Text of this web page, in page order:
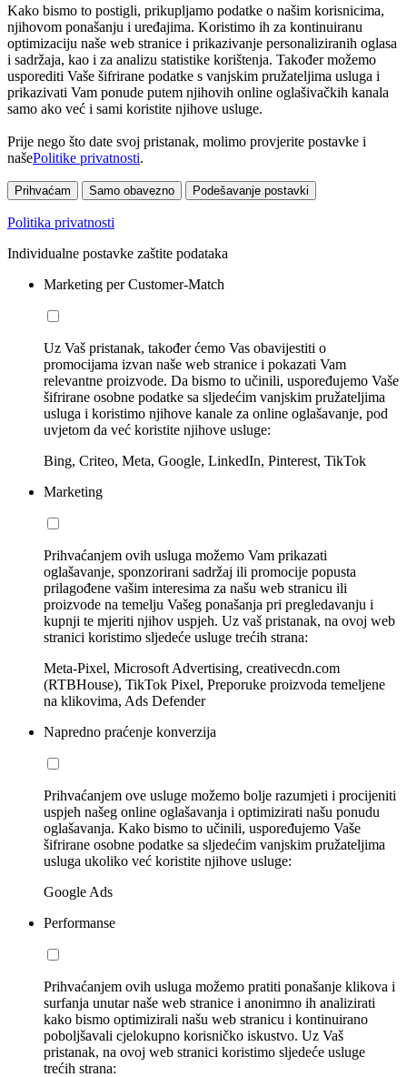
Kako bismo to postigli, prikupljamo podatke o našim korisnicima,
njihovom ponašanju i uređajima. Koristimo ih za kontinuiranu
optimizaciju naše web stranice i prikazivanje personaliziranih oglasa
i sadržaja, kao i za analizu statistike korištenja. Također možemo
usporediti Vaše šifrirane podatke s vanjskim pružateljima usluga i
prikazivati Vam ponude putem njihovih online oglašivačkih kanala
samo ako već i sami koristite njihove usluge.
Prije nego što date svoj pristanak, molimo provjerite postavke i
našePolitike privatnosti.
Prihvaćam Samo obavezno Podešavanje postavki
Politika privatnosti
Individualne postavke zaštite podataka
Marketing per Customer-Match
Uz Vaš pristanak, također ćemo Vas obavijestiti o
promocijama izvan naše web stranice i pokazati Vam
relevantne proizvode. Da bismo to učinili, uspoređujemo Vaše
šifrirane osobne podatke sa sljedećim vanjskim pružateljima
usluga i koristimo njihove kanale za online oglašavanje, pod
uvjetom da već koristite njihove usluge:
Bing, Criteo, Meta, Google, LinkedIn, Pinterest, TikTok
Marketing
Prihvaćanjem ovih usluga možemo Vam prikazati
oglašavanje, sponzorirani sadržaj ili promocije popusta
prilagođene vašim interesima za našu web stranicu ili
proizvode na temelju Vašeg ponašanja pri pregledavanju i
kupnji te mjeriti njihov uspjeh. Uz vaš pristanak, na ovoj web
stranici koristimo sljedeće usluge trećih strana:
Meta-Pixel, Microsoft Advertising, creativecdn.com
(RTBHouse), TikTok Pixel, Preporuke proizvoda temeljene
na klikovima, Ads Defender
Napredno praćenje konverzija
Prihvaćanjem ove usluge možemo bolje razumjeti i procijeniti
uspjeh našeg online oglašavanja i optimizirati našu ponudu
oglašavanja. Kako bismo to učinili, uspoređujemo Vaše
šifrirane osobne podatke sa sljedećim vanjskim pružateljima
usluga ukoliko već koristite njihove usluge:
Google Ads
Performanse
Prihvaćanjem ovih usluga možemo pratiti ponašanje klikova i
surfanja unutar naše web stranice i anonimno ih analizirati
kako bismo optimizirali našu web stranicu i kontinuirano
poboljšavali cjelokupno korisničko iskustvo. Uz Vaš
pristanak, na ovoj web stranici koristimo sljedeće usluge
trećih strana: